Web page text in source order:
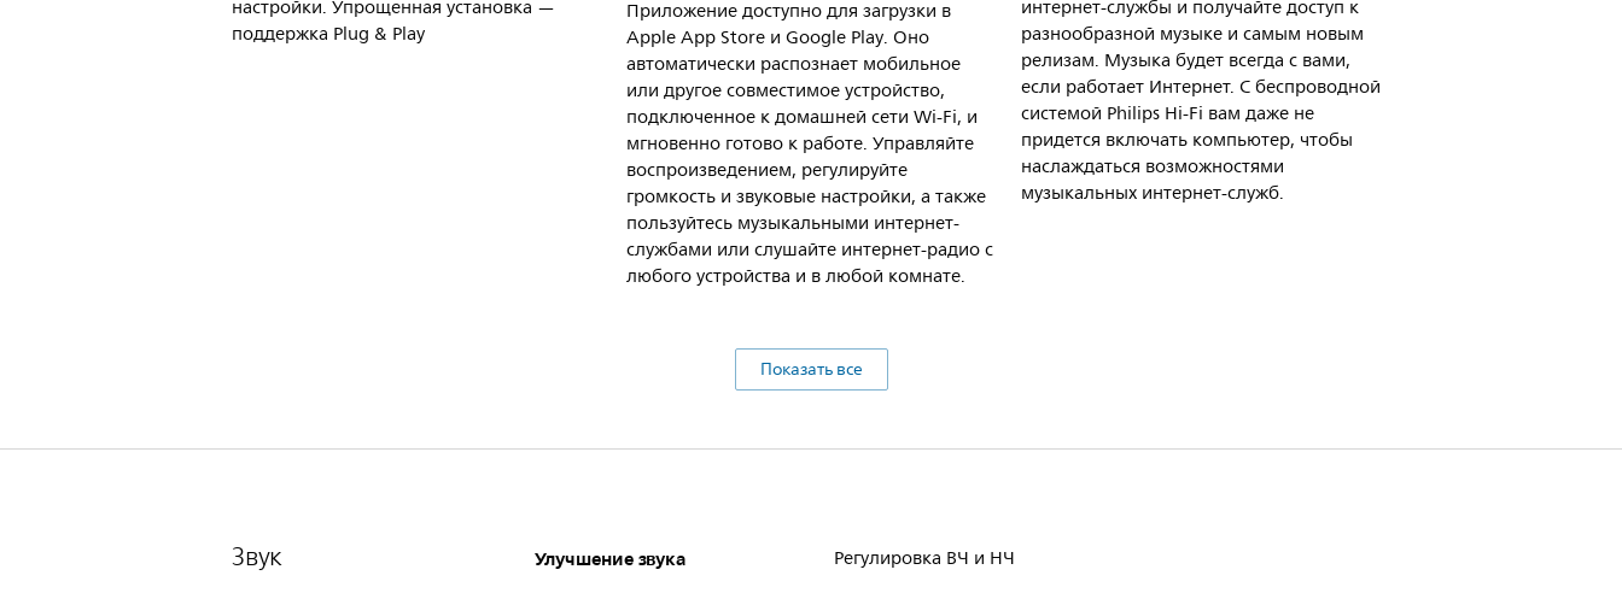
настройки. Упрощенная установка —
поддержка Plug & Play
Приложение доступно для загрузки в
Apple App Store и Google Play. Оно
автоматически распознает мобильное
или другое совместимое устройство,
подключенное к домашней сети Wi-Fi, и
мгновенно готово к работе. Управляйте
воспроизведением, регулируйте
громкость и звуковые настройки, а также
пользуйтесь музыкальными интернет-
службами или слушайте интернет-радио с
любого устройства и в любой комнате.
интернет-службы и получайте доступ к
разнообразной музыке и самым новым
релизам. Музыка будет всегда с вами,
если работает Интернет. С беспроводной
системой Philips Hi-Fi вам даже не
придется включать компьютер, чтобы
наслаждаться возможностями
музыкальных интернет-служб.
Показать все
Звук Улучшение звука Регулировка ВЧ и НЧ